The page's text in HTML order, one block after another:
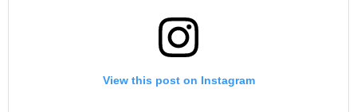
View this post on Instagram